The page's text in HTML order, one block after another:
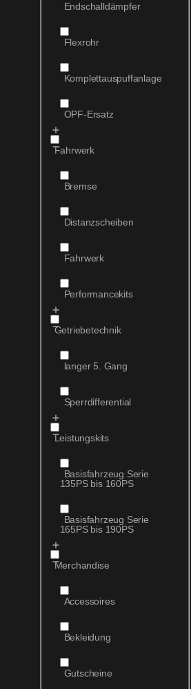
Endschalldämpfer
Flexrohr
Komplettauspuffanlage
OPF-Ersatz
Fahrwerk
Bremse
Distanzscheiben
Fahrwerk
Performancekits
Getriebetechnik
langer 5. Gang
Sperrdifferential
Leistungskits
Basisfahrzeug Serie
135PS bis 160PS
Basisfahrzeug Serie
165PS bis 190PS
Merchandise
Accessoires
Bekleidung
Gutscheine